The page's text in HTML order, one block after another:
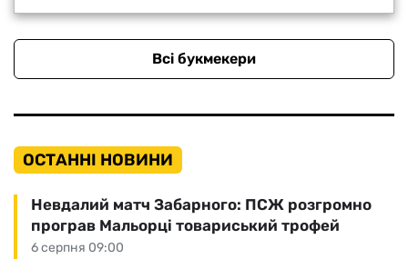
Всі букмекери
ОСТАННІ НОВИНИ
6 серпня 09:00
Невдалий матч Забарного: ПСЖ розгромно
програв Мальорці товариський трофей